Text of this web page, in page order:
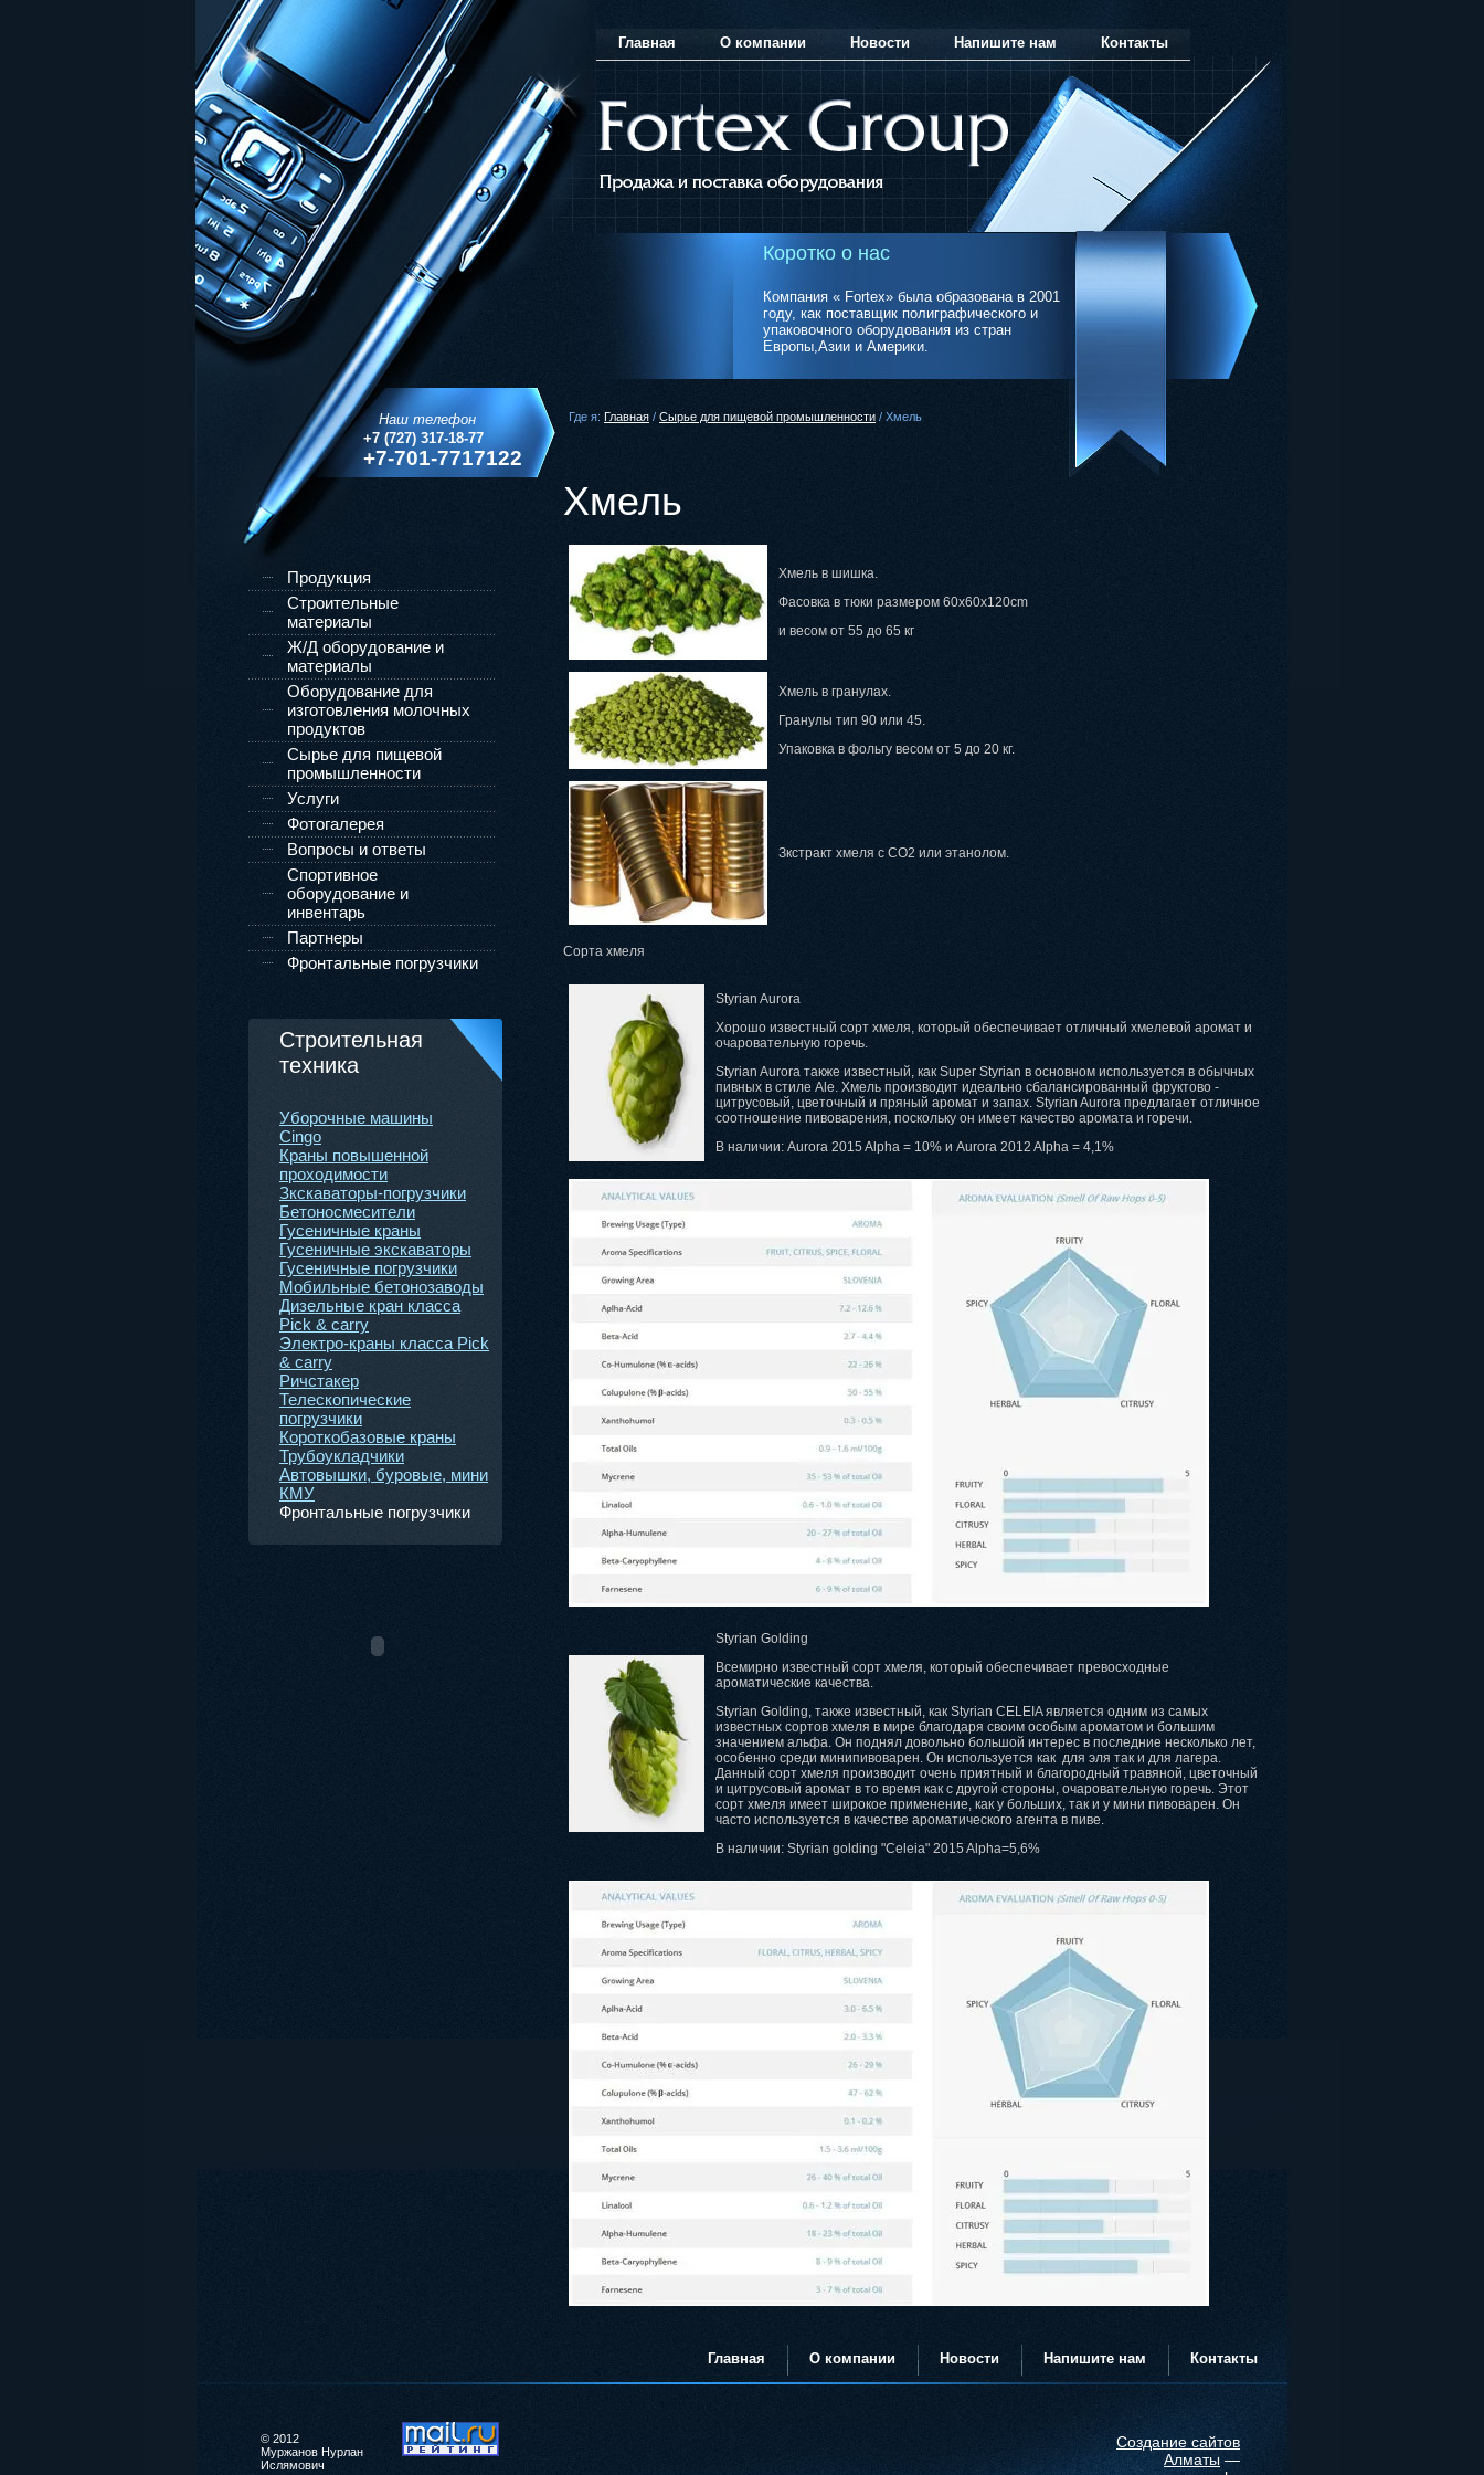
Наш телефон
+7 (727) 317-18-77
+7-701-7717122
WhatsApp/Viber/Telegram
fortexgroupkz@gmail.com
Коротко о нас
Компания « Fortex» была образована в 2001
году, как поставщик полиграфического и
упаковочного оборудования из стран
Европы,Азии и Америки.
Где я: Главная / Сырье для пищевой промышленности / Хмель
Главная О компании Новости Напишите нам Контакты
Продукция
Строительные
материалы
Ж/Д оборудование и
материалы
Оборудование для
изготовления молочных
продуктов
Сырье для пищевой
промышленности
Услуги
Фотогалерея
Вопросы и ответы
Спортивное
оборудование и
инвентарь
Партнеры
Фронтальные погрузчики
Строительная
техника
Уборочные машины
Cingo
Краны повышенной
проходимости
Зкскаваторы-погрузчики
Бетоноcмесители
Гусеничные краны
Гусеничные экскаваторы
Гусеничные погрузчики
Мобильные бетонозаводы
Дизельные кран класса
Pick & carry
Электро-краны класса Pick
& carry
Ричстакер
Телескопические
погрузчики
Короткобазовые краны
Трубоукладчики
Автовышки, буровые, мини
КМУ
Фронтальные погрузчики
Хмель
Хмель в шишка.
Фасовка в тюки размером 60x60x120cm
и весом от 55 до 65 кг
Хмель в гранулах.
Гранулы тип 90 или 45.
Упаковка в фольгу весом от 5 до 20 кг.
Зкстракт хмеля с СО2 или этанолом.
Сорта хмеля
Styrian Aurora
Хорошо известный сорт хмеля, который обеспечивает отличный хмелевой аромат и
очаровательную горечь.
Styrian Aurora также известный, как Super Styrian в основном используется в обычных
пивных в стиле Ale. Хмель производит идеально сбалансированный фруктово -
цитрусовый, цветочный и пряный аромат и запах. Styrian Aurora предлагает отличное
соотношение пивоварения, поскольку он имеет качество аромата и горечи.
В наличии: Aurora 2015 Alpha = 10% и Aurora 2012 Alpha = 4,1%
Styrian Golding
Всемирно известный сорт хмеля, который обеспечивает превосходные
ароматические качества.
Styrian Golding, также известный, как Styrian CELEIA является одним из самых
известных сортов хмеля в мире благодаря своим особым ароматом и большим
значением альфа. Он поднял довольно большой интерес в последние несколько лет,
особенно среди минипивоварен. Он используется как для эля так и для лагера.
Данный сорт хмеля производит очень приятный и благородный травяной, цветочный
и цитрусовый аромат в то время как с другой стороны, очаровательную горечь. Этот
сорт хмеля имеет широкое применение, как у больших, так и у мини пивоварен. Он
часто используется в качестве ароматического агента в пиве.
В наличии: Styrian golding "Celeia" 2015 Alpha=5,6%
Главная О компании Новости Напишите нам Контакты
© 2012
Муржанов Нурлан
Ислямович
Создание сайтов
Алматы —